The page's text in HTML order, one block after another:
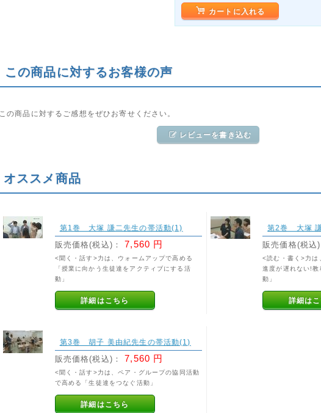
カートに入れる
この商品に対するお客様の声
この商品に対するご感想をぜひお寄せください。
レビューを書き込む
オススメ商品
第1巻 大塚 謙二先生の帯活動(1)
販売価格(税込)： 7,560 円
<聞く・話す>力は、ウォームアップで高める
「授業に向かう生徒達をアクティブにする活
動」
詳細はこちら
第2巻 大塚
販売価格(税込)
<読む・書く>力は
進度が遅れない!
動」
詳細は
第3巻 胡子 美由紀先生の帯活動(1)
販売価格(税込)： 7,560 円
<聞く・話す>力は、ペア・グループの協同活動
で高める「生徒達をつなぐ活動」
詳細はこちら